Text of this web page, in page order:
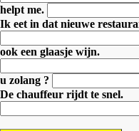
helpt me.
Ik eet in dat nieuwe
ook een glaasje wijn.
u zolang ?
De chauffeur rijdt te snel.